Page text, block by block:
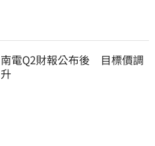
南電Q2財報公布後　目標價調
升